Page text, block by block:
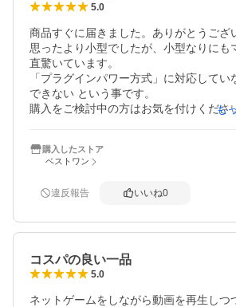
5.0
商品すぐに届きました。ありがとうござ
思ったより小型でしたが、小型なりにも
直驚いています。
「プラグインパワー方式」に対応してい
できない という事です。
購入をご検討中の方はお気を付けくださ
音質だと言われました。　買って良かっ
も
購入したストア
ベストワン
違反報告 いいね0
コスパの良い一品
5.0
ネットゲームをしながら動画を再生しつ